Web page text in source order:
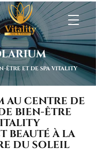
ÊTRE ET DE SPA VITALITY
AU CENTRE DE
BIEN-ÊTRE
BEAUTÉ À LA
DU SOLEIL